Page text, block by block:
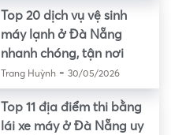
Top 20 dịch vụ vệ sinh
máy lạnh ở Đà Nẵng
nhanh chóng, tận nơi
Trang Huỳnh- 30/05/2026
Top 11 địa điểm thi bằng
lái xe máy ở Đà Nẵng uy